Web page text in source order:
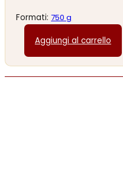
Formati:750 g
Aggiungi al carrello